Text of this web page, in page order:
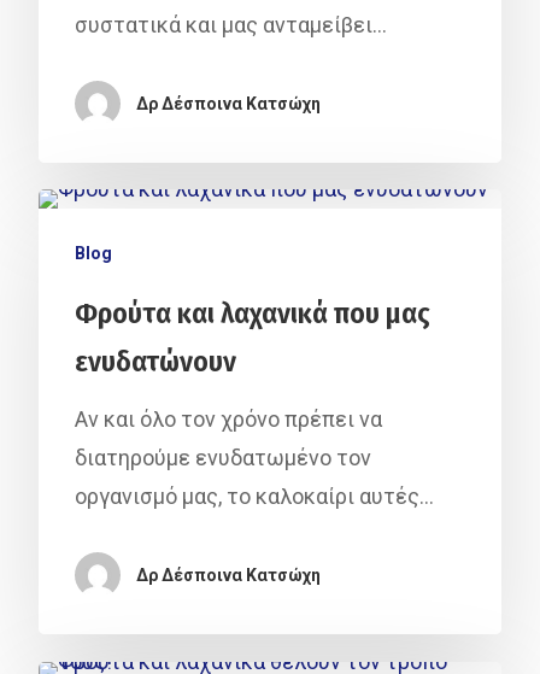
συστατικά και μας ανταμείβει…
Δρ Δέσποινα Κατσώχη
Blog
Φρούτα και λαχανικά που μας
ενυδατώνουν
Αν και όλο τον χρόνο πρέπει να
διατηρούμε ενυδατωμένο τον
οργανισμό μας, το καλοκαίρι αυτές…
Δρ Δέσποινα Κατσώχη
Αρχική
Ποιοι
Δράσεις
Έρευνες